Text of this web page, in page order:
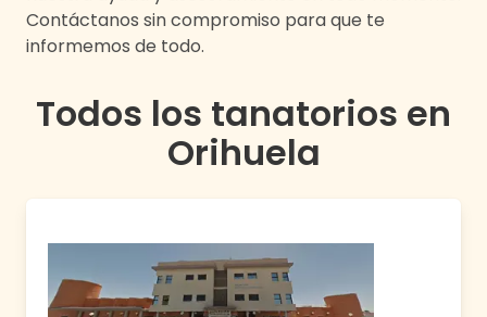
Contáctanos sin compromiso para que te
informemos de todo.
Todos los tanatorios en
Orihuela